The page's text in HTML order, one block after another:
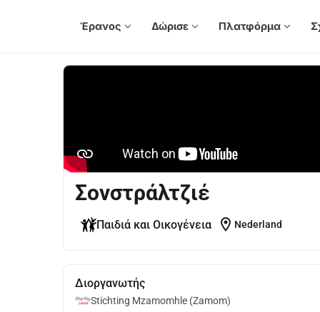
Έρανος expand_more Δώρισε expand_more Πλατφόρμα expand_more
Σονστράλτζιέ
Παιδιά και Οικογένεια location_on Nederland
Διοργανωτής
Stichting Mzamomhle (Zamom)